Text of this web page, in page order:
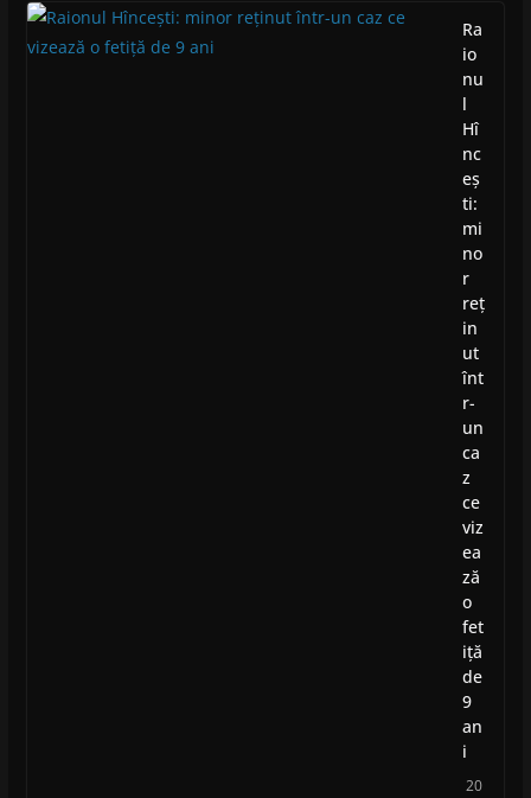
Ra
io
nu
l
Hî
nc
eș
ti:
mi
no
r
reț
in
ut
înt
r-
un
ca
z
ce
viz
ea
ză
o
fet
iță
de
9
an
i
20